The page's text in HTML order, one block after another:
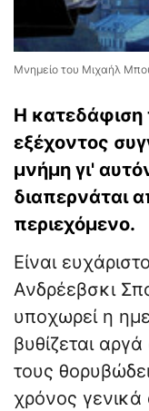
Μνημείο του Μιχαήλ
​Η κατεδάφιση
εξέχοντος
μνήμη γι'
διαπερνάται
περιεχόμενο.
Είναι
Ανδρέεβσκι
υποχωρεί η
βυθίζεται
τους
χρόνος γενικά